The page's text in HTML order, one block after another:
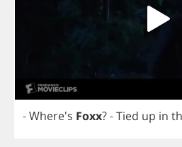
- Where's Foxx?-Tied up in